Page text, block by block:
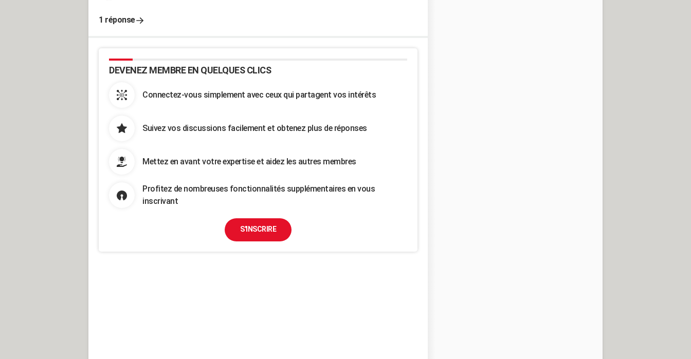
1 réponse
DEVENEZ MEMBRE EN QUELQUES CLICS
Connectez-vous simplement avec ceux qui partagent vos intérêts
Suivez vos discussions facilement et obtenez plus de réponses
Mettez en avant votre expertise et aidez les autres membres
Profitez de nombreuses fonctionnalités supplémentaires en vous
inscrivant
S'INSCRIRE